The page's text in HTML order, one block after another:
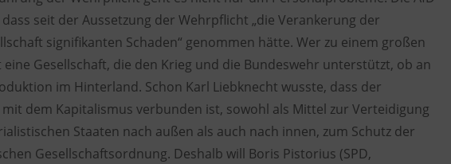
seit der Aussetzung der Wehrpflicht „die Verankerung der
signifikanten Schaden“ genommen hätte. Wer zu einem großen
Gesellschaft, die den Krieg und die Bundeswehr unterstützt, ob an
im Hinterland. Schon Karl Liebknecht wusste, dass der
dem Kapitalismus verbunden ist, sowohl als Mittel zur Verteidigung
Staaten nach außen als auch nach innen, zum Schutz der
Gesellschaftsordnung. Deshalb will Boris Pistorius (SPD,